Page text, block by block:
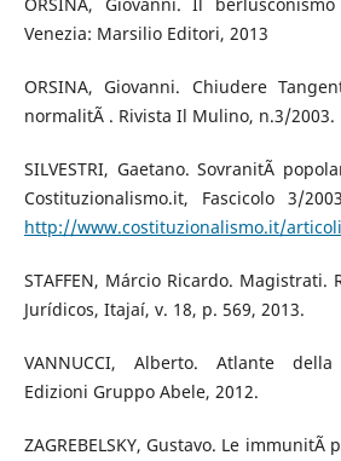
Venezia: Marsilio Editori, 2013
ORSINA, Giovanni. Chiudere
normalitÃ . Rivista Il Mulino, n.3/2003.
SILVESTRI, Gaetano. SovranitÃ
Costituzionalismo.it, Fascicolo 3/
http://www.costituzionalismo.it/
STAFFEN, Márcio Ricardo. Magistrati.
Jurídicos, Itajaí, v. 18, p. 569, 2013.
VANNUCCI, Alberto. Atlante
Edizioni Gruppo Abele, 2012.
ZAGREBELSKY, Gustavo. Le